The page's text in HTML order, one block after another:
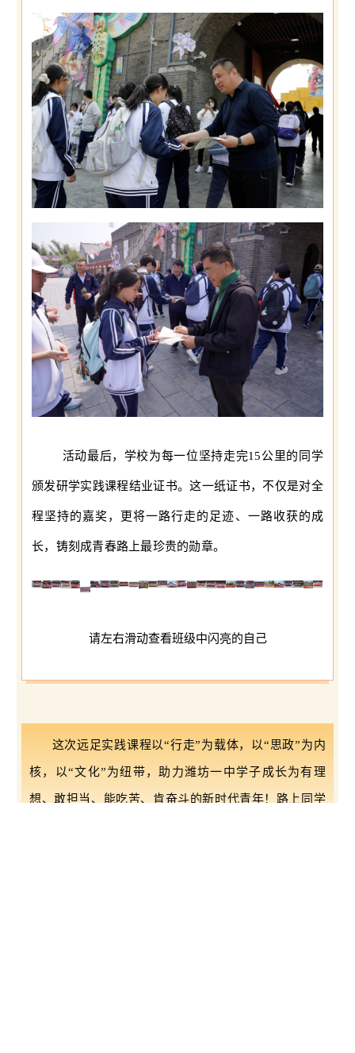
活动最后，学校为每一位坚持走完15公里的同学
颁发研学实践课程结业证书。这一纸证书，不仅是对全
程坚持的嘉奖，更将一路行走的足迹、一路收获的成
长，铸刻成青春路上最珍贵的勋章。
请左右滑动查看班级中闪亮的自己
这次远足实践课程以“行走”为载体，以“思政”为内
核，以“文化”为纽带，助力潍坊一中学子成长为有理
想、敢担当、能吃苦、肯奋斗的新时代青年！路上同学